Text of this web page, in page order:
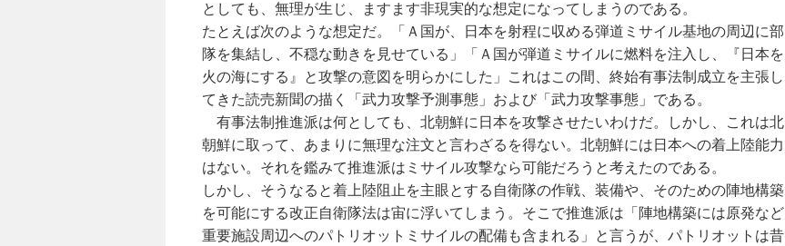
としても、無理が生じ、ますます非現実的な想定になってしまうのである。
たとえば次のような想定だ。「Ａ国が、日本を射程に収める弾道ミサイル基地の周辺に部
隊を集結し、不穏な動きを見せている」「Ａ国が弾道ミサイルに燃料を注入し、『日本を
火の海にする』と攻撃の意図を明らかにした」これはこの間、終始有事法制成立を主張し
てきた読売新聞の描く「武力攻撃予測事態」および「武力攻撃事態」である。
有事法制推進派は何としても、北朝鮮に日本を攻撃させたいわけだ。しかし、これは北
朝鮮に取って、あまりに無理な注文と言わざるを得ない。北朝鮮には日本への着上陸能力
はない。それを鑑みて推進派はミサイル攻撃なら可能だろうと考えたのである。
しかし、そうなると着上陸阻止を主眼とする自衛隊の作戦、装備や、そのための陣地構築
を可能にする改正自衛隊法は宙に浮いてしまう。そこで推進派は「陣地構築には原発など
重要施設周辺へのパトリオットミサイルの配備も含まれる」と言うが、パトリオットは昔